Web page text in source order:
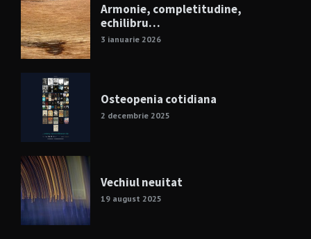
Armonie, completitudine,
echilibru…
3 ianuarie 2026
Osteopenia cotidiana
2 decembrie 2025
Vechiul neuitat
19 august 2025